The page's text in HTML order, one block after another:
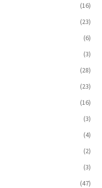
(16)
(23)
(6)
(3)
(28)
(23)
(16)
(3)
(4)
(2)
(3)
(47)